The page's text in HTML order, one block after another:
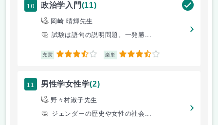
10 政治学入門(11)
岡崎 晴輝先生
試験は語句の説明問題。一発勝...
充実 3.5 楽単 3.5
11 男性学女性学(2)
野々村淑子先生
ジェンダーの歴史や女性の社会...